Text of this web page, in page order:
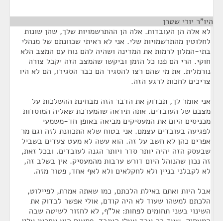
היו"ר יורי שטרן
לא אלה הן העובדות. אלה הן ההתרשמויות שלך, שהן שונות
לחלוטין מהתרשמויות שלי. אני לא ראיתי שכוונתם של מנהלי
בתי-המלון לרמות את המדינה ושהיה להם נוח עם המצב הלא
חוקי. הרי הם פנו כל הזמן וביקשו שהמצב הזה יקבל צורה
נורמלית. את מי שהם רצו להסגיר הם כבר הסגירו, הם לא היו
צריכים לחכות לרגע הזה.
אני אומר לך, תבדוק את הדבר הזה מבחינת ההשלכות על
מצבם של העובדים. אתה תיראה שהמערכת שאליה המוסדות
מכניסים היום את המעסיקים מביאה באופן חד-משמעי
לפגיעה בעובדים עצמם. אני בטוח שלא התכוונת לזה וגם מר
אפרים כהן לא חשב על זה. הוא עשה לא מעט צעדים בשביל
שבעסק הזה יהיה יותר סדר ויותר הגנה לעובדים. ובכל זאת,
זה נכון שהנוהל היום דורש ערבות מהמעסיק. אין בשלב זה,
לא לקבלני בניין ולא לחקלאים ולא לאף אחד, פטור מזה.
אבל היות ואתם באילת הלכתם, כמו שאתה אמרת, לפיילוט,
הלכתם למשהו שעוד לא היה קודם, אולי אפשר לבדוק את
השינוי בשני תחומים לפחות: אל"ף, לא לחזור לשיטה שבה